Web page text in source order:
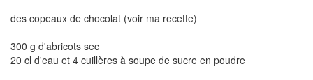
des copeaux de chocolat (voir ma recette)
300 g d'abricots sec
20 cl d'eau et 4 cuillères à soupe de sucre en poudre